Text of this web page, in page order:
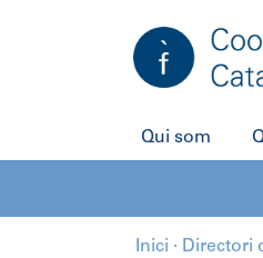
Qui som
Inici · Directori